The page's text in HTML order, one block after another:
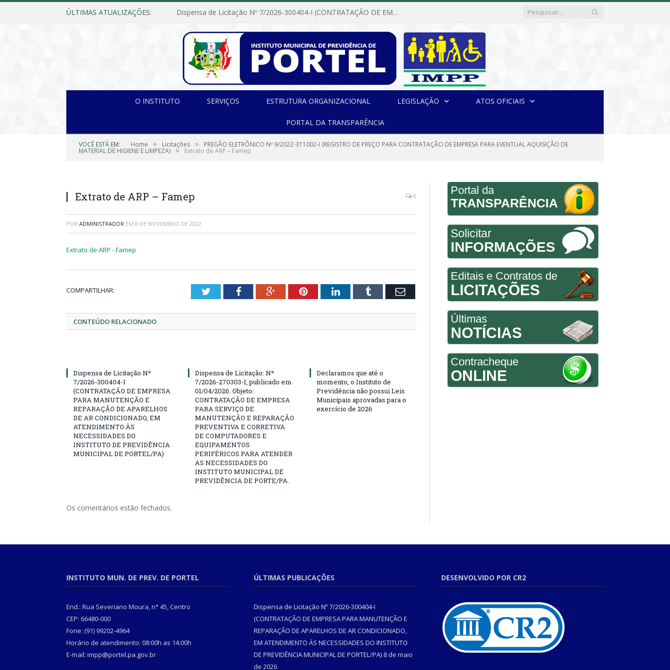
ÚLTIMAS ATUALIZAÇÕES: Dispensa de Licitação Nº 7/2026-300404-I (CONTRATAÇÃO DE EMPRESA PARA MANUTENÇÃO E REPARAÇÃO DE APARELHOS DE AR CONDICIONADO, EM ATENDIMENTO ÀS NECESSIDADES DO INSTITUTO DE PREVIDÊNCIA MUNICIPAL DE PORTEL/PA)
O INSTITUTO SERVIÇOS ESTRUTURA ORGANIZACIONAL LEGISLAÇÃO ATOS OFICIAIS
PORTAL DA TRANSPARÊNCIA
VOCÊ ESTÁ EM: Home » Licitações » PREGÃO ELETRÔNICO Nº 9/2022-311002-I (REGISTRO DE PREÇO PARA CONTRATAÇÃO DE EMPRESA PARA EVENTUAL AQUISIÇÃO DE
MATERIAL DE HIGIENE E LIMPEZA) » Extrato de ARP – Famep
Extrato de ARP – Famep 0
POR ADMINISTRADOR EM 8 DE NOVEMBRO DE 2022
Extrato de ARP - Famep
COMPARTILHAR: TwitterFacebookGoogle+PinterestLinkedInTumblr Email
CONTEÚDO RELACIONADO
Dispensa de Licitação Nº
7/2026-300404-I
(CONTRATAÇÃO DE EMPRESA
PARA MANUTENÇÃO E
REPARAÇÃO DE APARELHOS
DE AR CONDICIONADO, EM
ATENDIMENTO ÀS
NECESSIDADES DO
INSTITUTO DE PREVIDÊNCIA
MUNICIPAL DE PORTEL/PA)
Dispensa de Licitação: Nº
7/2026-270303-I, publicado em
01/04/2026. Objeto:
CONTRATAÇÃO DE EMPRESA
PARA SERVIÇO DE
MANUTENÇÃO E REPARAÇÃO
PREVENTIVA E CORRETIVA
DE COMPUTADORES E
EQUIPAMENTOS
PERIFÉRICOS PARA ATENDER
AS NECESSIDADES DO
INSTITUTO MUNICIPAL DE
PREVIDÊNCIA DE PORTE/PA.
Declaramos que até o
momento, o Instituto de
Previdência não possui Leis
Municipais aprovadas para o
exercício de 2026
Os comentários estão fechados.
Portal da
TRANSPARÊNCIA
Solicitar
INFORMAÇÕES
Editais e Contratos de
LICITAÇÕES
Últimas
NOTÍCIAS
Contracheque
ONLINE
INSTITUTO MUN. DE PREV. DE PORTEL
End.: Rua Severiano Moura, n° 45, Centro
CEP: 66480-000
Fone: (91) 99202-4964
Horário de atendimento: 08:00h as 14:00h
E-mail: impp@portel.pa.gov.br
ÚLTIMAS PUBLICAÇÕES
Dispensa de Licitação Nº 7/2026-300404-I
(CONTRATAÇÃO DE EMPRESA PARA MANUTENÇÃO E
REPARAÇÃO DE APARELHOS DE AR CONDICIONADO,
EM ATENDIMENTO ÀS NECESSIDADES DO INSTITUTO
DE PREVIDÊNCIA MUNICIPAL DE PORTEL/PA) 8 de maio
de 2026
DESENVOLVIDO POR CR2